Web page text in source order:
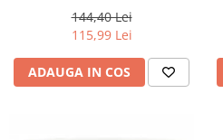
Mask, 250 ml
144,40 Lei
115,99 Lei
ADAUGA IN COS